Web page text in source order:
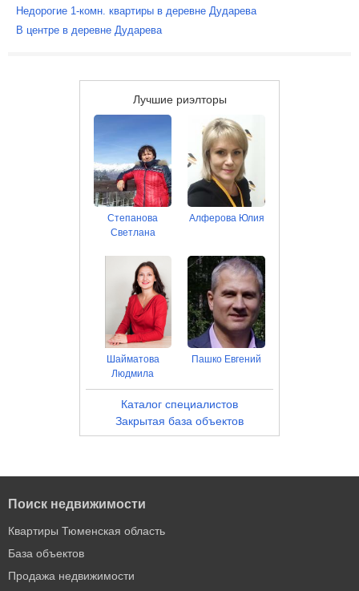
Недорогие 1-комн. квартиры в деревне Дударева
В центре в деревне Дударева
Лучшие риэлторы
Степанова
Светлана
Алферова Юлия
Шайматова
Людмила
Пашко Евгений
Каталог специалистов
Закрытая база объектов
Поиск недвижимости
Квартиры Тюменская область
База объектов
Продажа недвижимости